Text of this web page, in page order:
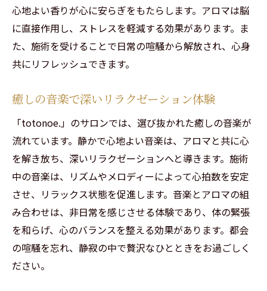
施術後のアフターティーでリラックス
心と身体の調和を取り戻す時間
リラクゼーションの新しい形を探求
千駄ヶ谷のtotonoe.で深いリラクゼーションを
口コミで話題の人気サロン
施術と共に楽しむ北参道の魅力
地域の魅力と共に体験するリラクゼーショ
ン
肩こりや首こりに効く男性セラピストのケア
深い圧でコリを徹底的にほぐす
心地よい香りが心に安らぎをもたらします。アロマは脳
に直接作用し、ストレスを軽減する効果があります。ま
た、施術を受けることで日常の喧騒から解放され、心身
共にリフレッシュできます。
癒しの音楽で深いリラクゼーション体験
「totonoe.」のサロンでは、選び抜かれた癒しの音楽が
流れています。静かで心地よい音楽は、アロマと共に心
を解き放ち、深いリラクゼーションへと導きます。施術
中の音楽は、リズムやメロディーによって心拍数を安定
させ、リラックス状態を促進します。音楽とアロマの組
み合わせは、非日常を感じさせる体験であり、体の緊張
を和らげ、心のバランスを整える効果があります。都会
の喧騒を忘れ、静寂の中で贅沢なひとときをお過ごしく
ださい。